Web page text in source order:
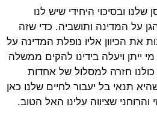
ובסיכוי היחידי שיש לנו
על המדינה ותושביה. כדי שזה
את הכיוון אליו נופלת המדינה על
ייתן ויעלה בידינו להקים ממשלה
חזרה למסלול של אחדות
תנאי בל יעבור לחיים שלנו כאן
שציווה עלינו האל הטוב.